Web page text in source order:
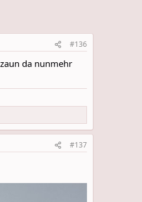
#136
da nunmehr
#137